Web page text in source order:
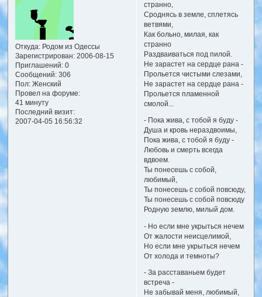
Откуда:Родом из Одессы
Зарегистрирован: 2006-08-15
Приглашений:0
Сообщений:306
Пол:Женский
Провел на форуме:
41 минуту
Последний визит:
2007-04-05 16:56:32
странно,
Сроднясь в земле, сплетясь
ветвями,
Как больно, милая, как
странно
Раздваиваться под пилой.
Не зарастет на сердце рана -
Прольется чистыми слезами,
Не зарастет на сердце рана -
Прольется пламенной
смолой...
- Пока жива, с тобой я буду -
Душа и кровь нераздвоимы,
Пока жива, с тобой я буду -
Любовь и смерть всегда
вдвоем.
Ты понесешь с собой,
любимый,
Ты понесешь с собой повсюду,
Ты понесешь с собой повсюду
Родную землю, милый дом.
- Но если мне укрыться нечем
От жалости неисцелимой,
Но если мне укрыться нечем
От холода и темноты?
- За расставаньем будет
встреча -
Не забывай меня, любимый,